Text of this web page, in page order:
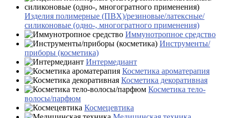
Изделия полимерные (ПВХ)/резиновые/латексные/
силиконовые (одно-, многогратного применения)
Иммунотропное средство
Инструменты/
приборы (косметика)
Интермедиант
Косметика ароматерапия
Косметика декоративная
Косметика тело-
волосы/парфюм
Космецевтика